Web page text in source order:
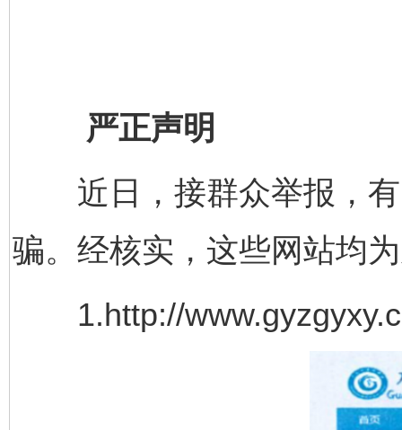
严正声明
近日，接群众举报，有
骗。经核实，这些网站均
1.http://